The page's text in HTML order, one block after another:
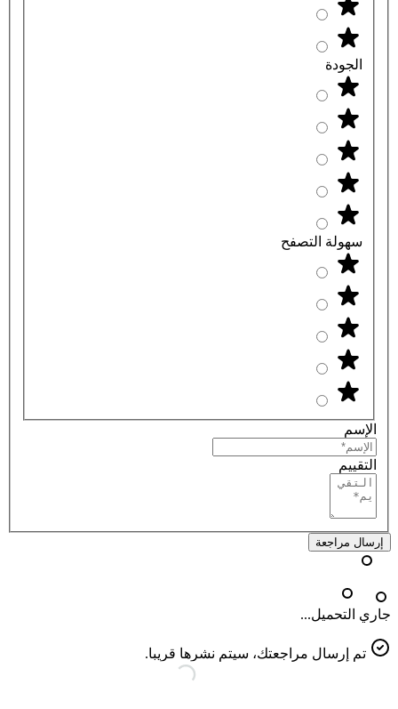
الجودة
سهولة التصفح
الإسم
التقييم
إرسال مراجعة
جاري التحميل...
تم إرسال مراجعتك، سيتم نشرها قريبا.